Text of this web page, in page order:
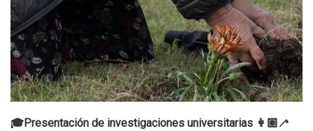
🎓Presentación de investigaciones universitarias 👩🏽‍🦯